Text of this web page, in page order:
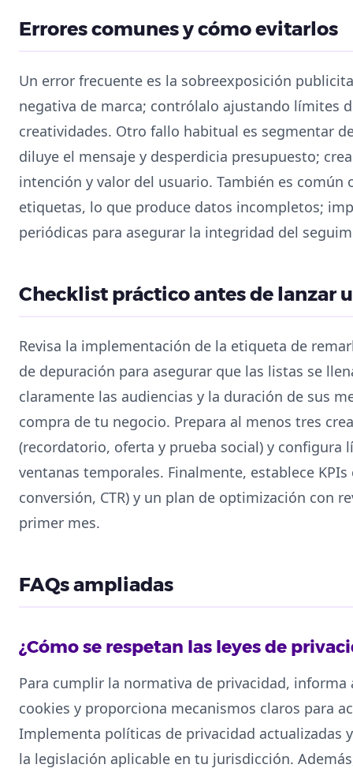
Errores comunes y cómo evitarlos
Un error frecuente es la sobreexposición
negativa de marca; contrólalo ajustando límites
creatividades. Otro fallo habitual es segmentar
diluye el mensaje y desperdicia presupuesto;
intención y valor del usuario. También es común
etiquetas, lo que produce datos incompletos;
periódicas para asegurar la integridad del
Checklist práctico antes de lanzar
Revisa la implementación de la etiqueta de
de depuración para asegurar que las listas se
claramente las audiencias y la duración de sus
compra de tu negocio. Prepara al menos tres
(recordatorio, oferta y prueba social) y configura
ventanas temporales. Finalmente, establece
conversión, CTR) y un plan de optimización con
primer mes.
FAQs ampliadas
¿Cómo se respetan las leyes de
Para cumplir la normativa de privacidad, informa
cookies y proporciona mecanismos claros para
Implementa políticas de privacidad actualizadas
la legislación aplicable en tu jurisdicción.